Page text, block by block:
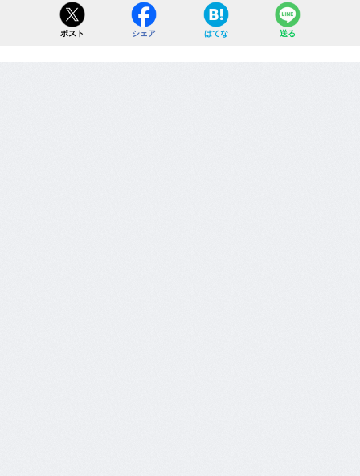
ポスト シェア はてな 送る